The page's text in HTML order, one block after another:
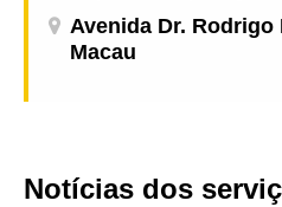
Avenida Dr. Rodrigo
Macau
Notícias dos